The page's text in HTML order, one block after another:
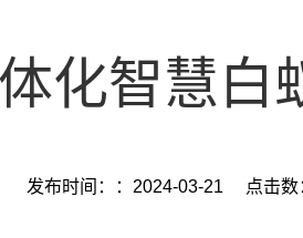
化智慧白
发布时间：：2024-03-21 点击